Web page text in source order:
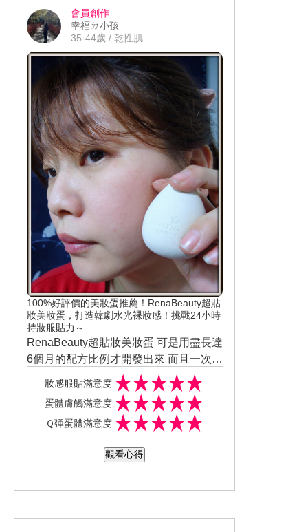
麼清爽的肌膚觸感 在耐汗防水程度卻是
超優秀
會員創作
幸福ㄉ小孩
35-44歲 / 乾性肌
100%好評價的美妝蛋推薦！RenaBeauty超貼
妝美妝蛋，打造韓劇水光裸妝感！挑戰24小時
持妝服貼力～
RenaBeauty超貼妝美妝蛋 可是用盡長達
6個月的配方比例才開發出來 而且一次推
出3款不同造型能挑選重點是定價超~超
好入手
收納架→美妝蛋咖啡杯不但可以直接將
美妝蛋收納在裡面直接帶著到處趴趴走
外 還能將上蓋反蓋充當臨時的存放處 出
門旅遊更能防止殘留粉體的沾染問題 而
直接收納也不怕後續會發生發霉的情況
材質採用100%親水性聚氨酯材料+超涵
水配方比例 親膚力極佳且不易引發肌膚
底、修容遮瑕 蜜粉定妝、腮紅潤色 濕用
因為含水量的關係比較不吃粉底液 所呈
是粗魯擰扭曲都能快速回彈 同時還不易
絕對不成問題~
以快速大面積的拍開上妝外 在比較細微
妝感服貼滿意度
蛋體膚觸滿意度
Ｑ彈蛋體滿意度
觀看心得